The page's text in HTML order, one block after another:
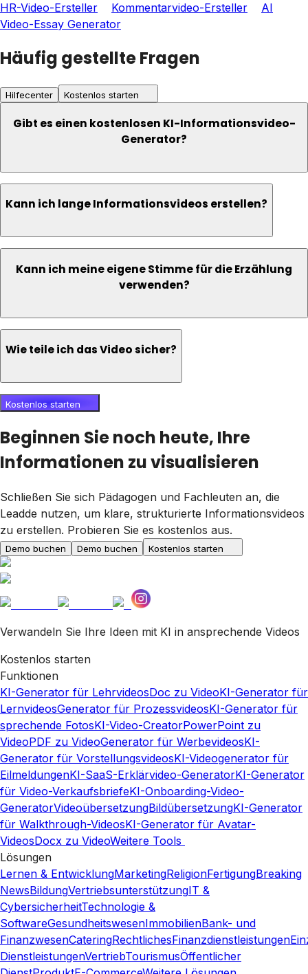
HR-Video-Ersteller
Kommentarvideo-Ersteller
AI
Video-Essay Generator
Häufig gestellte Fragen
Hilfecenter Kostenlos starten
Gibt es einen kostenlosen KI-Informationsvideo-
Generator?
Kann ich lange Informationsvideos erstellen?
Kann ich meine eigene Stimme für die Erzählung
verwenden?
Wie teile ich das Video sicher?
Kostenlos starten
Beginnen Sie noch heute, Ihre
Informationen zu visualisieren
Schließen Sie sich Pädagogen und Fachleuten an, die
Leadde nutzen, um klare, strukturierte Informationsvideos
zu erstellen. Probieren Sie es kostenlos aus.
Demo buchen Demo buchen Kostenlos starten
Verwandeln Sie Ihre Ideen mit KI in ansprechende Videos
Kostenlos starten
Funktionen
KI-Generator für LehrvideosDoc zu VideoKI-Generator für
LernvideosGenerator für ProzessvideosKI-Generator für
sprechende FotosKI-Video-CreatorPowerPoint zu
VideoPDF zu VideoGenerator für WerbevideosKI-
Generator für VorstellungsvideosKI-Videogenerator für
EilmeldungenKI-SaaS-Erklärvideo-GeneratorKI-Generator
für Video-VerkaufsbriefeKI-Onboarding-Video-
GeneratorVideoübersetzungBildübersetzungKI-Generator
für Walkthrough-VideosKI-Generator für Avatar-
VideosDocx zu VideoWeitere Tools
Lösungen
Lernen & EntwicklungMarketingReligionFertigungBreaking
NewsBildungVertriebsunterstützungIT &
CybersicherheitTechnologie &
SoftwareGesundheitswesenImmobilienBank- und
FinanzwesenCateringRechtlichesFinanzdienstleistungen
DienstleistungenVertriebTourismusÖffentlicher